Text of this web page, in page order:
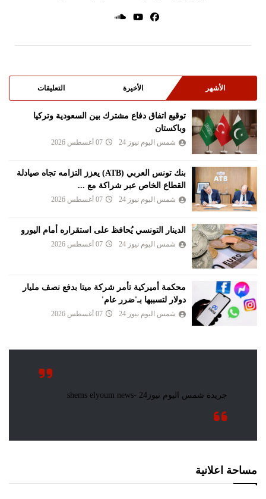
الأشهر الأخيرة التعليقات
توقيع اتفاق دفاع مشترك بين السعودية وتركيا
وباكستان
شمس اليوم نيوز 24 07 أغسطس 2026
بنك تونس العربي (ATB) يعزز التزامه تجاه صيادلة
القطاع الخاص عبر شراكة مع ...
شمس اليوم نيوز 24 07 أغسطس 2026
الدينار التونسي يُحافظ على استقراره أمام اليورو
شمس اليوم نيوز 24 07 أغسطس 2026
محكمة أميركية تأمر شركة ميتا بدفع نصف مليار
دولار لتسببها بـ'ضرر عام'
شمس اليوم نيوز 24 07 أغسطس 2026
مساحة اعلانية